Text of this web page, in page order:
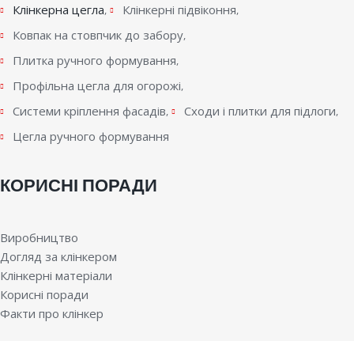
Клінкерна цегла
Клінкерні підвіконня
Ковпак на стовпчик до забору
Плитка ручного формування
Профільна цегла для огорожі
Системи кріплення фасадів
Сходи і плитки для підлоги
Цегла ручного формування
КОРИСНІ ПОРАДИ
Виробництво
Догляд за клінкером
Клінкерні матеріали
Корисні поради
Факти про клінкер